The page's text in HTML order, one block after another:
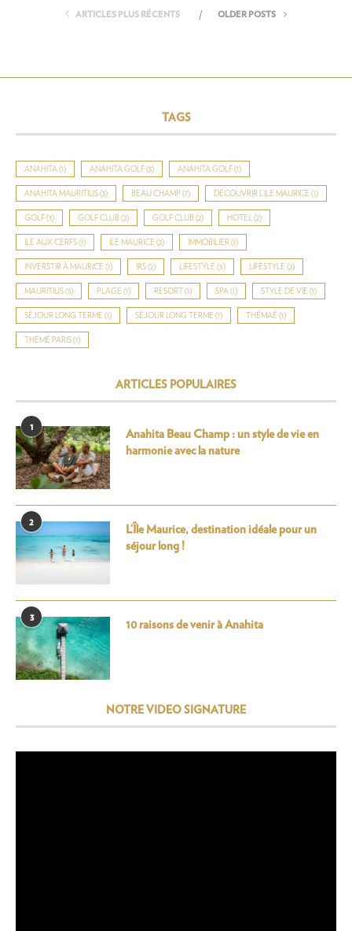
ARTICLES PLUS RÉCENTS OLDER POSTS
TAGS
ANAHITA (1) ANAHITA GOLF (3) ANAHITA GOLF (1)
ANAHITA MAURITIUS (3) BEAU CHAMP (7) DÉCOUVRIR L’ILE MAURICE (1)
GOLF (3) GOLF CLUB (2) GOLF CLUB (2) HOTEL (2)
ILE AUX CERFS (1) ILE MAURICE (2) IMMOBILIER (1)
INVERSTIR À MAURICE (1) IRS (2) LIFESTYLE (5) LIFESTYLE (2)
MAURITIUS (3) PLAGE (1) RESORT (1) SPA (1) STYLE DE VIE (1)
SÉJOUR LONG TERME (1) SÉJOUR LONG TERME (1) THÉMAÉ (1)
THÉMÉ PARIS (1)
ARTICLES POPULAIRES
1
Anahita Beau Champ : un style de vie en
harmonie avec la nature
2
L’Île Maurice, destination idéale pour un
séjour long !
3
10 raisons de venir à Anahita
NOTRE VIDEO SIGNATURE